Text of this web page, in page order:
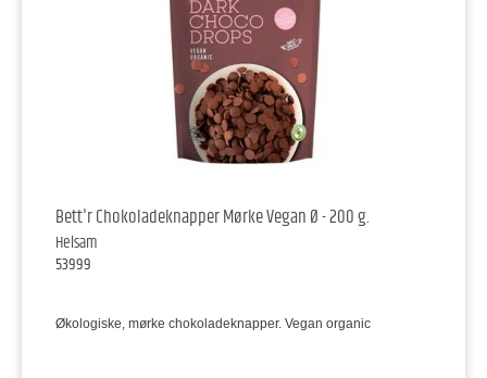
Bett'r Chokoladeknapper Mørke Vegan Ø - 200 g.
Helsam
53999
Økologiske, mørke chokoladeknapper. Vegan organic